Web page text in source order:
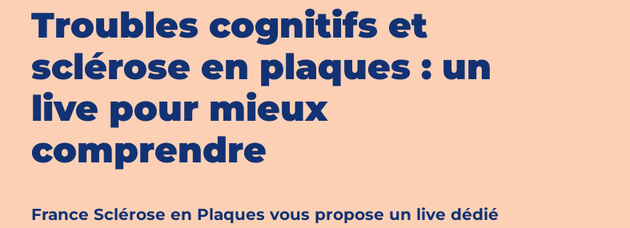
Troubles cognitifs et
sclérose en plaques : un
live pour mieux
comprendre
France Sclérose en Plaques vous propose un live dédié